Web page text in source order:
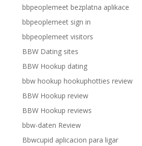
bbpeoplemeet bezplatna aplikace
bbpeoplemeet sign in
bbpeoplemeet visitors
BBW Dating sites
BBW Hookup dating
bbw hookup hookuphotties review
BBW Hookup review
BBW Hookup reviews
bbw-daten Review
Bbwcupid aplicacion para ligar